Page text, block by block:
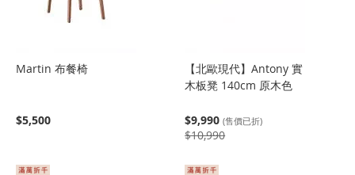
Martin 布餐椅
$5,500
【北歐現代】Antony 實
木板凳 140cm 原木色
$9,990 (售價已折)
$10,990